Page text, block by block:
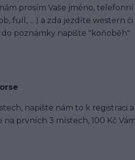
prosím Vaše jméno, telefonní
full, ... ) a zda jezdíte western či
poznámky napište "koňoběh"
napište nám to k registraci
prvních 3 místech, 100 Kč